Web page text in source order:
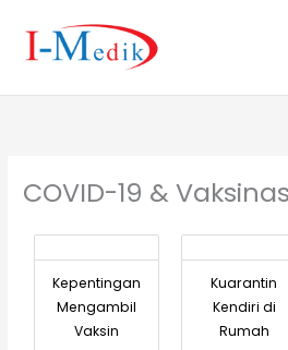
content
COVID-19 &
Kepentingan
Mengambil
Vaksin
Kuarantin
Kendiri di
Rumah